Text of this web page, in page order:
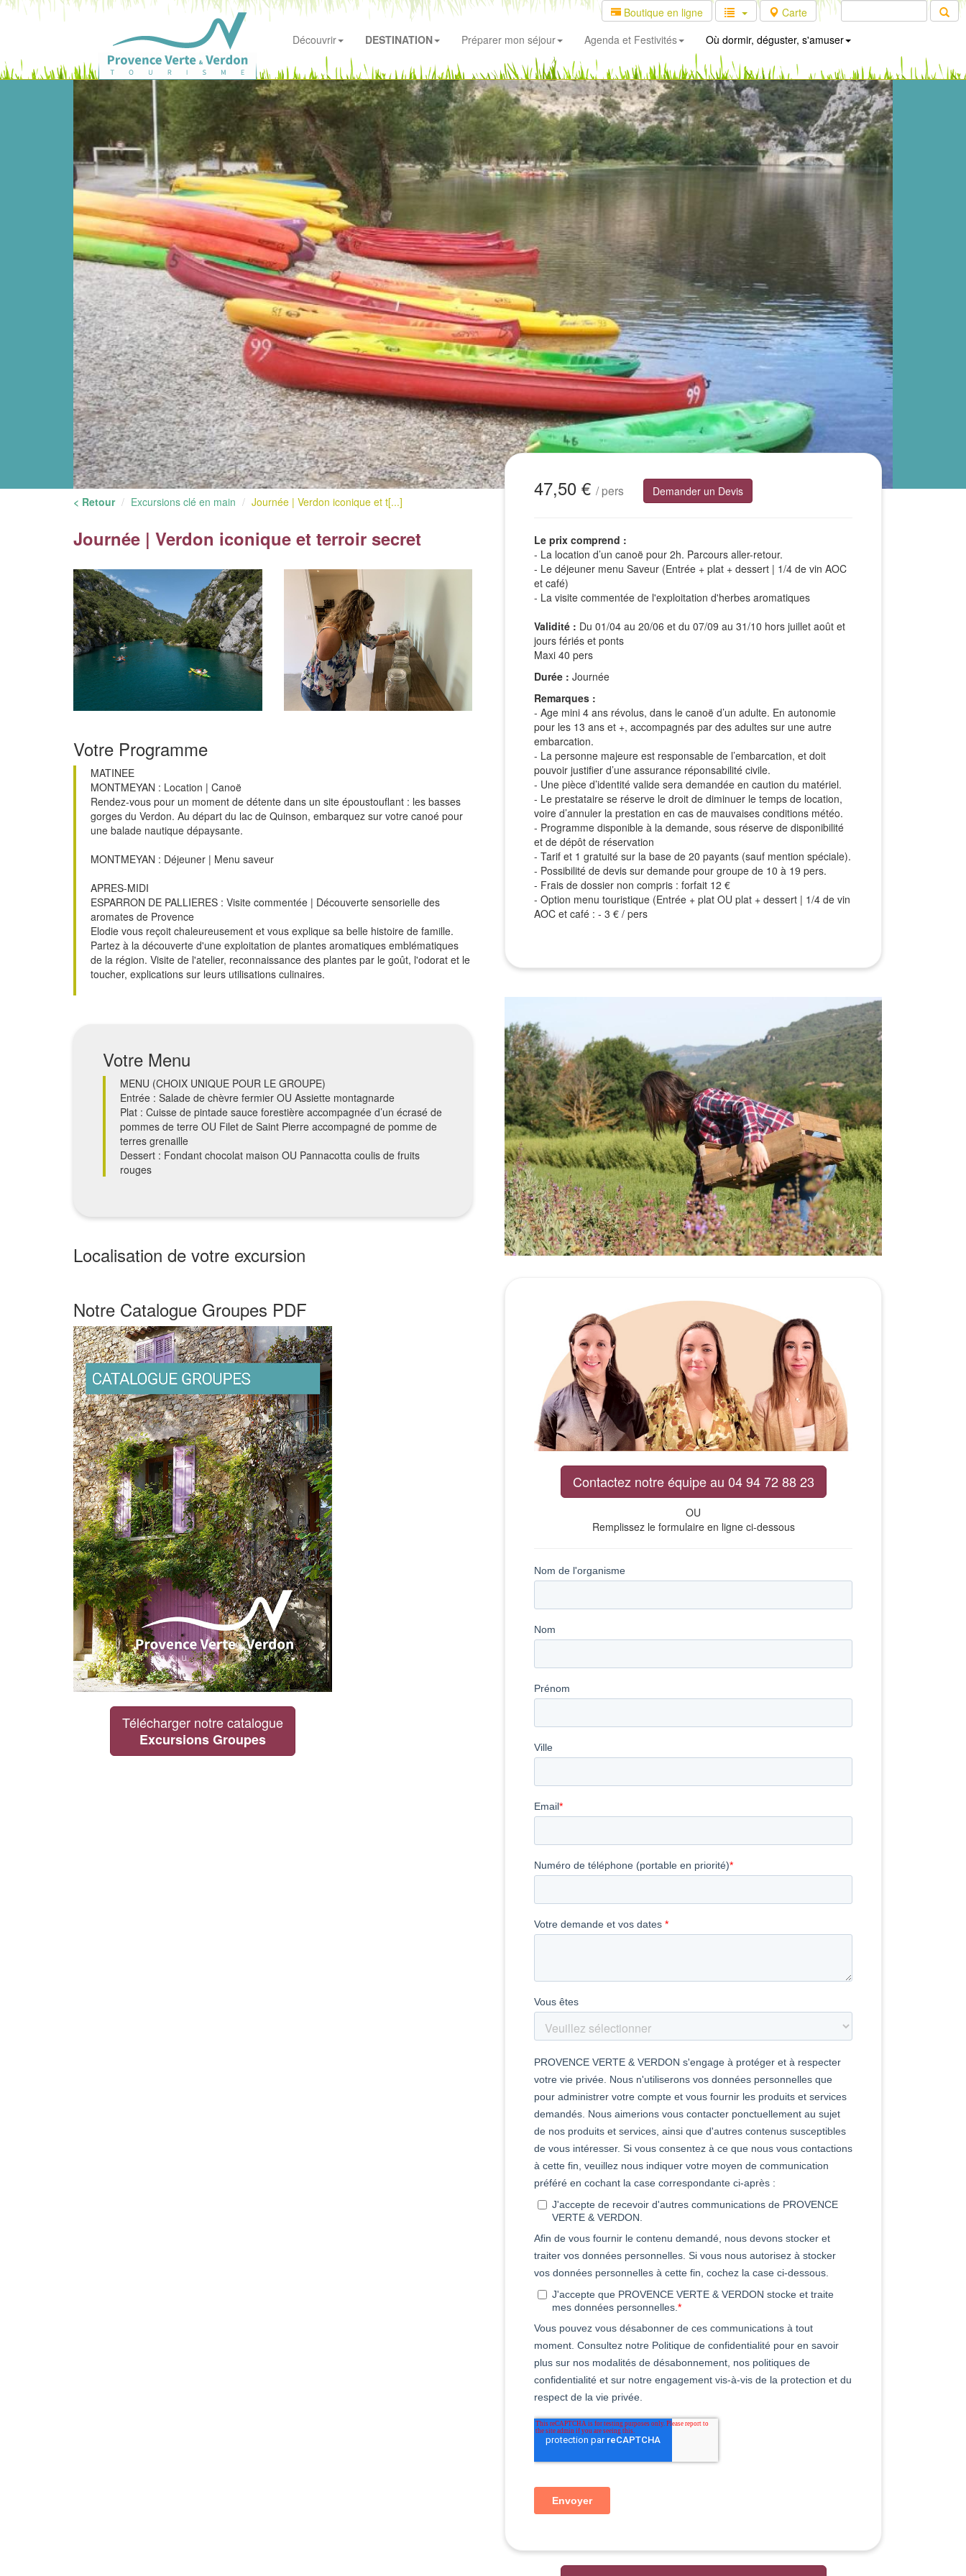
Boutique en ligne
Carte
Découvrir
DESTINATION Préparer mon séjour Agenda et Festivités Où dormir, déguster, s'amuser
< Retour Excursions clé en main Journée | Verdon iconique et t[...]
Journée | Verdon iconique et terroir secret
Votre Programme
MATINEE
MONTMEYAN : Location | Canoë
Rendez-vous pour un moment de détente dans un site époustouflant : les basses
gorges du Verdon. Au départ du lac de Quinson, embarquez sur votre canoé pour
une balade nautique dépaysante.
MONTMEYAN : Déjeuner | Menu saveur
APRES-MIDI
ESPARRON DE PALLIERES : Visite commentée | Découverte sensorielle des
aromates de Provence
Elodie vous reçoit chaleureusement et vous explique sa belle histoire de famille.
Partez à la découverte d'une exploitation de plantes aromatiques emblématiques
de la région. Visite de l'atelier, reconnaissance des plantes par le goût, l'odorat et le
toucher, explications sur leurs utilisations culinaires.
Votre Menu
MENU (CHOIX UNIQUE POUR LE GROUPE)
Entrée : Salade de chèvre fermier OU Assiette montagnarde
Plat : Cuisse de pintade sauce forestière accompagnée d’un écrasé de
pommes de terre OU Filet de Saint Pierre accompagné de pomme de
terres grenaille
Dessert : Fondant chocolat maison OU Pannacotta coulis de fruits
rouges
Localisation de votre excursion
−
Notre Catalogue Groupes PDF
Télécharger notre catalogue
Excursions Groupes
47,50 € / pers Demander un Devis
Le prix comprend :
- La location d’un canoë pour 2h. Parcours aller-retour.
- Le déjeuner menu Saveur (Entrée + plat + dessert | 1/4 de vin AOC
et café)
- La visite commentée de l'exploitation d'herbes aromatiques
Validité : Du 01/04 au 20/06 et du 07/09 au 31/10 hors juillet août et
jours fériés et ponts
Maxi 40 pers
Durée : Journée
Remarques :
- Age mini 4 ans révolus, dans le canoë d’un adulte. En autonomie
pour les 13 ans et +, accompagnés par des adultes sur une autre
embarcation.
- La personne majeure est responsable de l’embarcation, et doit
pouvoir justifier d’une assurance réponsabilité civile.
- Une pièce d’identité valide sera demandée en caution du matériel.
- Le prestataire se réserve le droit de diminuer le temps de location,
voire d’annuler la prestation en cas de mauvaises conditions météo.
- Programme disponible à la demande, sous réserve de disponibilité
et de dépôt de réservation
- Tarif et 1 gratuité sur la base de 20 payants (sauf mention spéciale).
- Possibilité de devis sur demande pour groupe de 10 à 19 pers.
- Frais de dossier non compris : forfait 12 €
- Option menu touristique (Entrée + plat OU plat + dessert | 1/4 de vin
AOC et café : - 3 € / pers
Contactez notre équipe au 04 94 72 88 23
OU
Remplissez le formulaire en ligne ci-dessous